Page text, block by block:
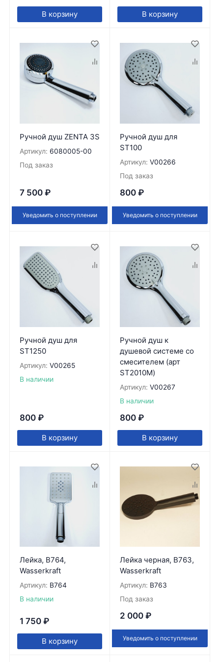
В корзину В корзину
Ручной душ ZENTA 3S
Артикул: 6080005-00
Под заказ
7 500 ₽
Уведомить о поступлении
Ручной душ для
ST100
Артикул: V00266
Под заказ
800 ₽
Уведомить о поступлении
Ручной душ для
ST1250
Артикул: V00265
В наличии
800 ₽
В корзину
Ручной душ к
душевой системе со
смесителем (арт
ST2010M)
Артикул: V00267
В наличии
800 ₽
В корзину
Лейка, B764,
Wasserkraft
Артикул: B764
В наличии
1 750 ₽
В корзину
Лейка черная, B763,
Wasserkraft
Артикул: B763
Под заказ
2 000 ₽
Уведомить о поступлении